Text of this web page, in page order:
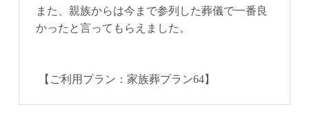
また、親族からは今まで参列した葬儀で一番良
かったと言ってもらえました。
【ご利用プラン：家族葬プラン64】